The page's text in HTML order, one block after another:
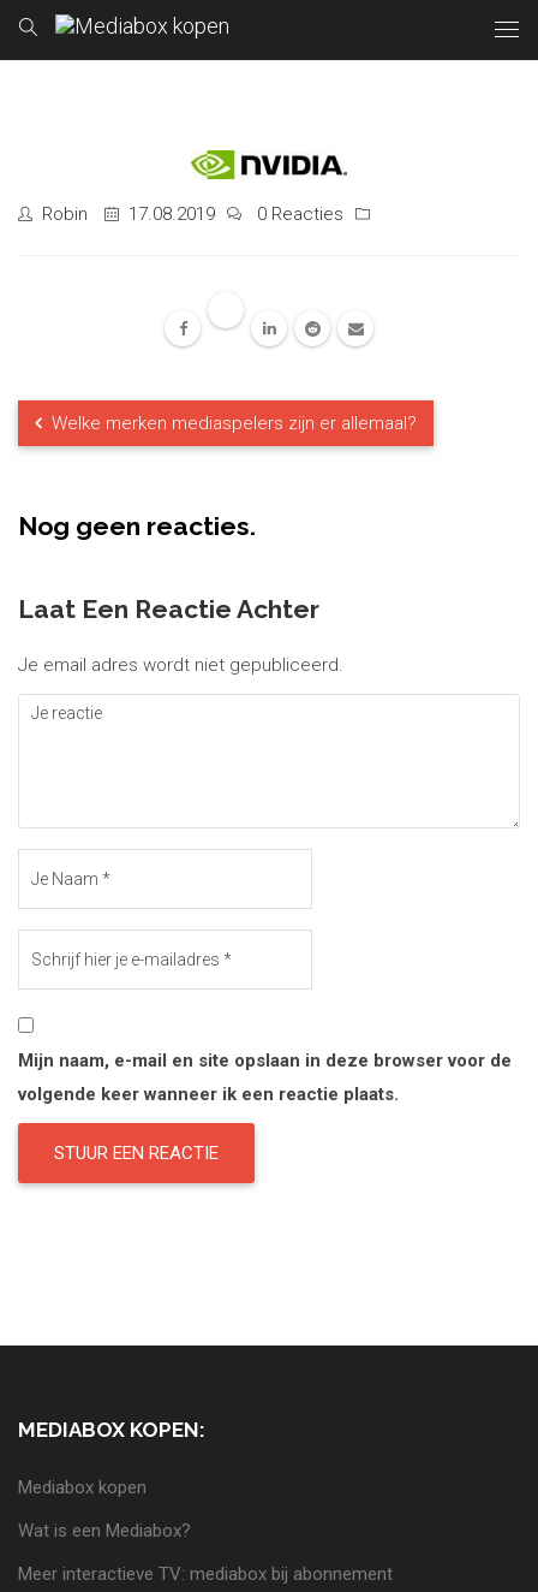
Robin 17.08.2019 0 Reacties
Welke merken mediaspelers zijn er allemaal?
Nog geen reacties.
Laat Een Reactie Achter
Je email adres wordt niet gepubliceerd.
Mijn naam, e-mail en site opslaan in deze browser voor de
volgende keer wanneer ik een reactie plaats.
MEDIABOX KOPEN:
Mediabox kopen
Wat is een Mediabox?
Meer interactieve TV: mediabox bij abonnement